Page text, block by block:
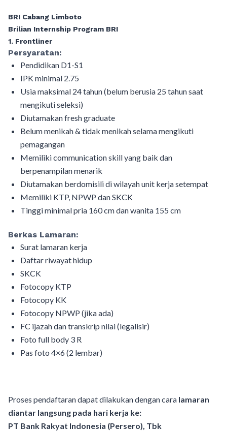
BRI Cabang Limboto
Brilian Internship Program BRI
1. Frontliner
Persyaratan:
Pendidikan D1-S1
IPK minimal 2.75
Usia maksimal 24 tahun (belum berusia 25 tahun saat
mengikuti seleksi)
Diutamakan fresh graduate
Belum menikah & tidak menikah selama mengikuti
pemagangan
Memiliki communication skill yang baik dan
berpenampilan menarik
Diutamakan berdomisili di wilayah unit kerja setempat
Memiliki KTP, NPWP dan SKCK
Tinggi minimal pria 160 cm dan wanita 155 cm
Berkas Lamaran:
Surat lamaran kerja
Daftar riwayat hidup
SKCK
Fotocopy KTP
Fotocopy KK
Fotocopy NPWP (jika ada)
FC ijazah dan transkrip nilai (legalisir)
Foto full body 3 R
Pas foto 4×6 (2 lembar)
Proses pendaftaran dapat dilakukan dengan cara lamaran
diantar langsung pada hari kerja ke:
PT Bank Rakyat Indonesia (Persero), Tbk